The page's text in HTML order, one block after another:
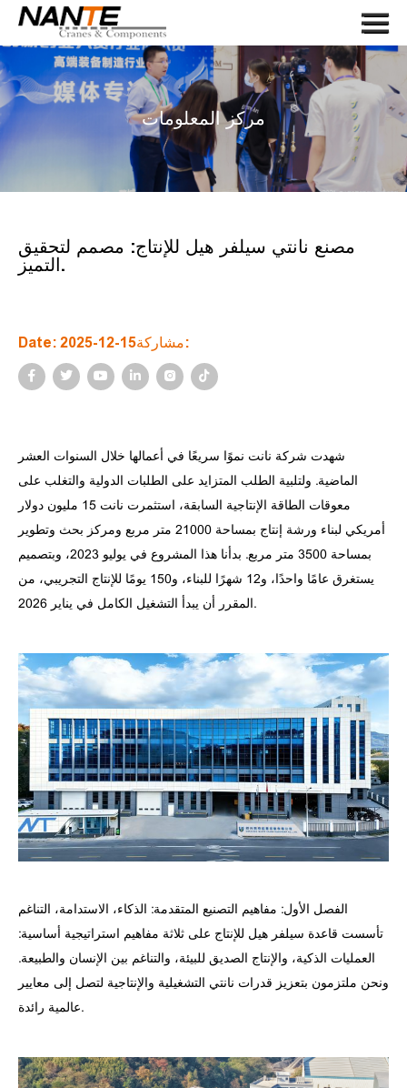
صفحة الغلاف
في ما يخصنا
مكونات الرافعة
LANGUAGE
بحث
مركز المعلومات
مصنع نانتي سيلفر هيل للإنتاج: مصمم لتحقيق
التميز.
Date: 2025-12-15مشاركة:
شهدت شركة نانت نموًا سريعًا في أعمالها خلال السنوات العشر
الماضية. ولتلبية الطلب المتزايد على الطلبات الدولية والتغلب على
معوقات الطاقة الإنتاجية السابقة، استثمرت نانت 15 مليون دولار
أمريكي لبناء ورشة إنتاج بمساحة 21000 متر مربع ومركز بحث وتطوير
بمساحة 3500 متر مربع. بدأنا هذا المشروع في يوليو 2023، وبتصميم
يستغرق عامًا واحدًا، و12 شهرًا للبناء، و150 يومًا للإنتاج التجريبي، من
المقرر أن يبدأ التشغيل الكامل في يناير 2026.
الفصل الأول: مفاهيم التصنيع المتقدمة: الذكاء، الاستدامة، التناغم
تأسست قاعدة سيلفر هيل للإنتاج على ثلاثة مفاهيم استراتيجية أساسية:
العمليات الذكية، والإنتاج الصديق للبيئة، والتناغم بين الإنسان والطبيعة.
ونحن ملتزمون بتعزيز قدرات نانتي التشغيلية والإنتاجية لتصل إلى معايير
عالمية رائدة.